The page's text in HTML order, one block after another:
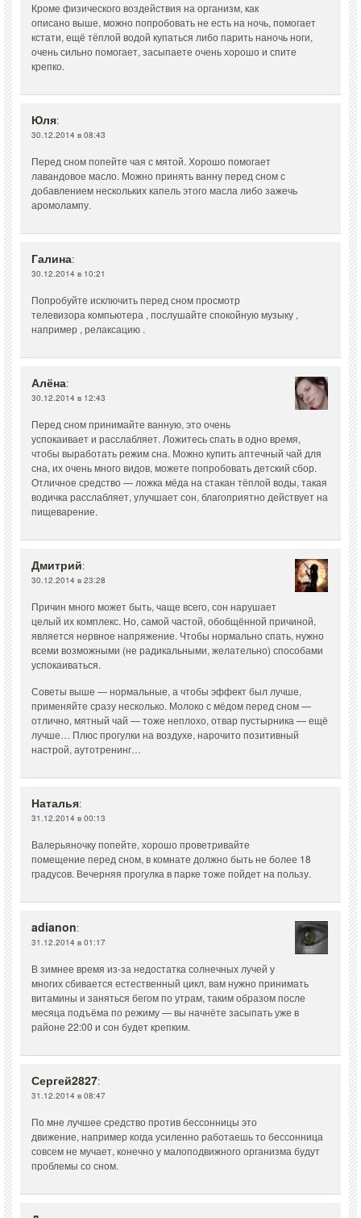
Кроме физического воздействия на организм, как
описано выше, можно попробовать не есть на ночь, помогает
кстати, ещё тёплой водой купаться либо парить наночь ноги,
очень сильно помогает, засыпаете очень хорошо и спите
крепко.
Юля:
30.12.2014 в 08:43
Перед сном попейте чая с мятой. Хорошо помогает
лавандовое масло. Можно принять ванну перед сном с
добавлением нескольких капель этого масла либо зажечь
аромолампу.
Галина:
30.12.2014 в 10:21
Попробуйте исключить перед сном просмотр
телевизора компьютера , послушайте спокойную музыку ,
например , релаксацию .
Алёна:
30.12.2014 в 12:43
Перед сном принимайте ванную, это очень
успокаивает и расслабляет. Ложитесь спать в одно время,
чтобы выработать режим сна. Можно купить аптечный чай для
сна, их очень много видов, можете попробовать детский сбор.
Отличное средство — ложка мёда на стакан тёплой воды, такая
водичка расслабляет, улучшает сон, благоприятно действует на
пищеварение.
Дмитрий:
30.12.2014 в 23:28
Причин много может быть, чаще всего, сон нарушает
целый их комплекс. Но, самой частой, обобщённой причиной,
является нервное напряжение. Чтобы нормально спать, нужно
всеми возможными (не радикальными, желательно) способами
успокаиваться.
Советы выше — нормальные, а чтобы эффект был лучше,
применяйте сразу несколько. Молоко с мёдом перед сном —
отлично, мятный чай — тоже неплохо, отвар пустырника — ещё
лучше… Плюс прогулки на воздухе, нарочито позитивный
настрой, аутотренинг…
Наталья:
31.12.2014 в 00:13
Валерьяночку попейте, хорошо проветривайте
помещение перед сном, в комнате должно быть не более 18
градусов. Вечерняя прогулка в парке тоже пойдет на пользу.
adianon:
31.12.2014 в 01:17
В зимнее время из-за недостатка солнечных лучей у
многих сбивается естественный цикл, вам нужно принимать
витамины и заняться бегом по утрам, таким образом после
месяца подъёма по режиму — вы начнёте засыпать уже в
районе 22:00 и сон будет крепким.
Сергей2827:
31.12.2014 в 08:47
По мне лучшее средство против бессонницы это
движение, например когда усиленно работаешь то бессонница
совсем не мучает, конечно у малоподвижного организма будут
проблемы со сном.